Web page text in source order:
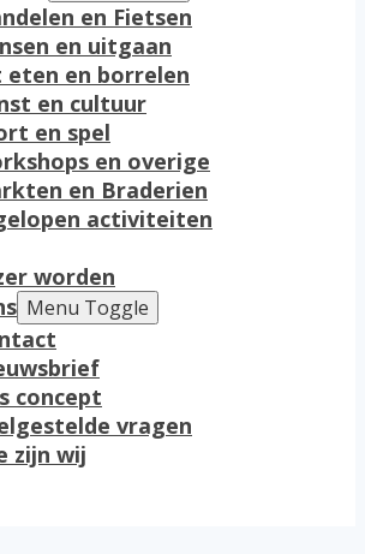
en Fietsen
en uitgaan
eten en borrelen
en cultuur
en spel
en overige
en Braderien
activiteiten
worden
Menu Toggle
concept
vragen
zijn wij